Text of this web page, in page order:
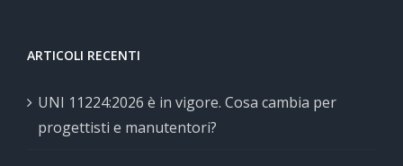
ARTICOLI RECENTI
UNI 11224:2026 è in vigore. Cosa cambia per
progettisti e manutentori?